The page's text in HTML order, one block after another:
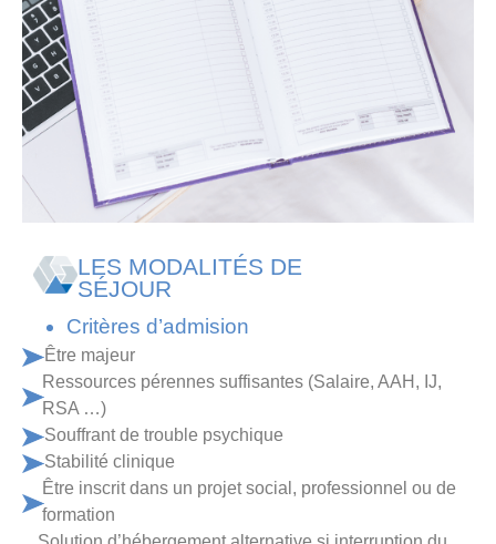
LES MODALITÉS DE
SÉJOUR
Critères d’admision
Être majeur
Ressources pérennes suffisantes (Salaire, AAH, IJ,
RSA …)
Souffrant de trouble psychique
Stabilité clinique
Être inscrit dans un projet social, professionnel ou de
formation